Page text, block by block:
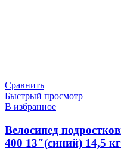
Сравнить
Быстрый просмотр
В избранное
Велосипед
400 13″(синий) 14,5